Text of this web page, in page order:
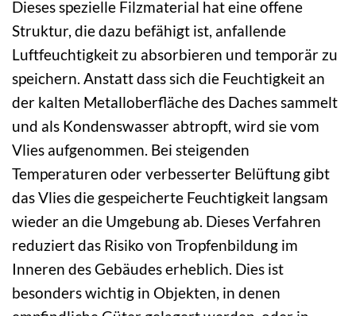
Dieses spezielle Filzmaterial hat eine offene
Struktur, die dazu befähigt ist, anfallende
Luftfeuchtigkeit zu absorbieren und temporär zu
speichern. Anstatt dass sich die Feuchtigkeit an
der kalten Metalloberfläche des Daches sammelt
und als Kondenswasser abtropft, wird sie vom
Vlies aufgenommen. Bei steigenden
Temperaturen oder verbesserter Belüftung gibt
das Vlies die gespeicherte Feuchtigkeit langsam
wieder an die Umgebung ab. Dieses Verfahren
reduziert das Risiko von Tropfenbildung im
Inneren des Gebäudes erheblich. Dies ist
besonders wichtig in Objekten, in denen